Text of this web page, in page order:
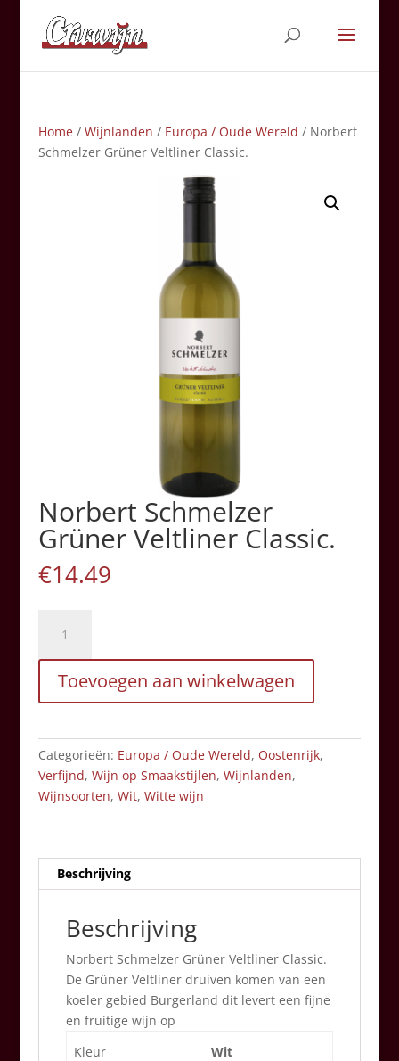
Home/ Wijnlanden / Europa / Oude Wereld / Norbert
Schmelzer Grüner Veltliner Classic.
Norbert Schmelzer
Grüner Veltliner Classic.
€14.49
Schmelzer
Grüner
Veltliner
Classic.
Toevoegen aan winkelwagen
Categorieën: Europa / Oude Wereld, Oostenrijk,
Verfijnd, Wijn op Smaakstijlen, Wijnlanden,
Wijnsoorten, Wit, Witte wijn
Beschrijving
Beschrijving
Norbert Schmelzer Grüner Veltliner Classic.
De Grüner Veltliner druiven komen van een
koeler gebied Burgerland dit levert een fijne
en fruitige wijn op
Kleur
Wit